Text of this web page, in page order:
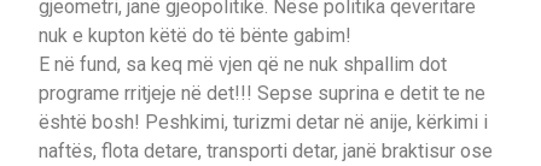
gjeometri, janë gjeopolitikë. Nëse politika qeveritare
nuk e kupton këtë do të bënte gabim!
E në fund, sa keq më vjen që ne nuk shpallim dot
programe rritjeje në det!!! Sepse suprina e detit te ne
është bosh! Peshkimi, turizmi detar në anije, kërkimi i
naftës, flota detare, transporti detar, janë braktisur ose